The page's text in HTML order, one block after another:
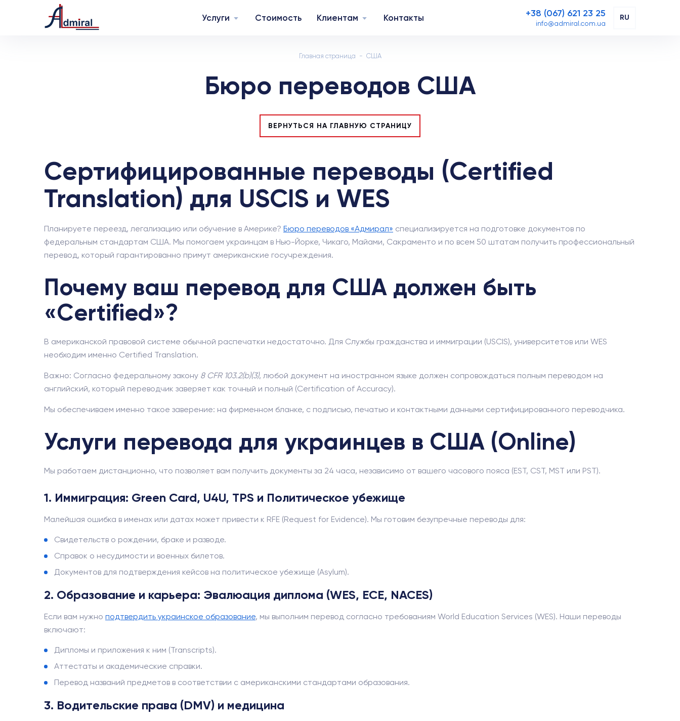
Услуги Стоимость Клиентам Контакты +38 (067) 621 23 25
info@admiral.com.ua
RU
Главная страница США
Бюро переводов США
ВЕРНУТЬСЯ НА ГЛАВНУЮ СТРАНИЦУ
Сертифицированные переводы (Certified
Translation) для USCIS и WES
Планируете переезд, легализацию или обучение в Америке? Бюро переводов «Адмирал» специализируется на подготовке документов по
федеральным стандартам США. Мы помогаем украинцам в Нью-Йорке, Чикаго, Майами, Сакраменто и по всем 50 штатам получить профессиональный
перевод, который гарантированно примут американские госучреждения.
Почему ваш перевод для США должен быть
«Certified»?
В американской правовой системе обычной распечатки недостаточно. Для Службы гражданства и иммиграции (USCIS), университетов или WES
необходим именно Certified Translation.
Важно: Согласно федеральному закону 8 CFR 103.2(b)(3), любой документ на иностранном языке должен сопровождаться полным переводом на
английский, который переводчик заверяет как точный и полный (Certification of Accuracy).
Мы обеспечиваем именно такое заверение: на фирменном бланке, с подписью, печатью и контактными данными сертифицированного переводчика.
Услуги перевода для украинцев в США (Online)
Мы работаем дистанционно, что позволяет вам получить документы за 24 часа, независимо от вашего часового пояса (EST, CST, MST или PST).
1. Иммиграция: Green Card, U4U, TPS и Политическое убежище
Малейшая ошибка в именах или датах может привести к RFE (Request for Evidence). Мы готовим безупречные переводы для:
Свидетельств о рождении, браке и разводе.
Справок о несудимости и военных билетов.
Документов для подтверждения кейсов на политическое убежище (Asylum).
2. Образование и карьера: Эвалюация диплома (WES, ECE, NACES)
Если вам нужно подтвердить украинское образование, мы выполним перевод согласно требованиям World Education Services (WES). Наши переводы
включают:
Дипломы и приложения к ним (Transcripts).
Аттестаты и академические справки.
Перевод названий предметов в соответствии с американскими стандартами образования.
3. Водительские права (DMV) и медицина